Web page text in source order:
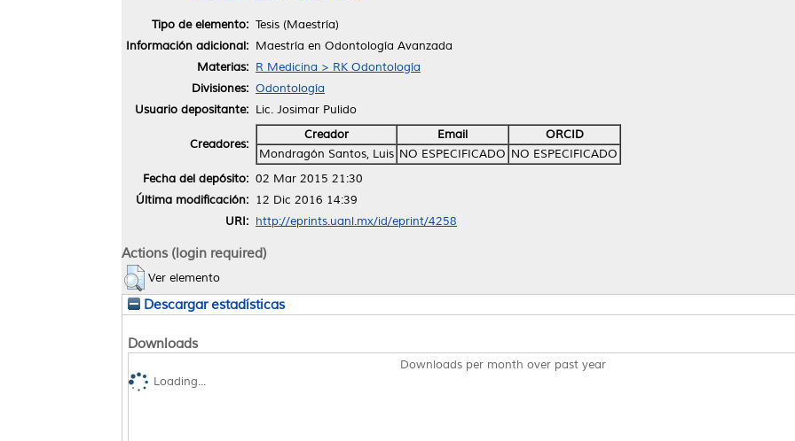
Tipo de elemento: Tesis (Maestría)
Información adicional: Maestría en Odontología Avanzada
Materias: R Medicina > RK Odontología
Divisiones: Odontología
Usuario depositante: Lic. Josimar Pulido
Creadores:
Creador Email
ORCID
Mondragón Santos, Luis NO ESPECIFICADO NO ESPECIFICADO
Fecha del depósito: 02 Mar 2015 21:30
Última modificación: 12 Dic 2016 14:39
URI: http://eprints.uanl.mx/id/eprint/4258
Actions (login required)
Ver elemento
Descargar estadísticas
Downloads
Downloads per month over past year
Loading...